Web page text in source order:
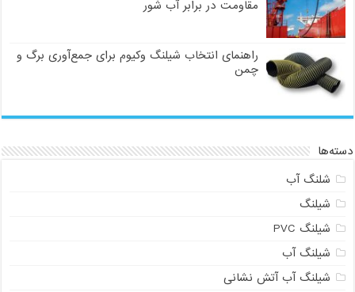
مقاومت در برابر آب شور
راهنمای انتخاب شیلنگ وکیوم برای جمع‌آوری برگ و
چمن
دسته‌ها
شلنگ آب
شیلنگ
شیلنگ PVC
شیلنگ آب
شیلنگ آب آتش نشانی